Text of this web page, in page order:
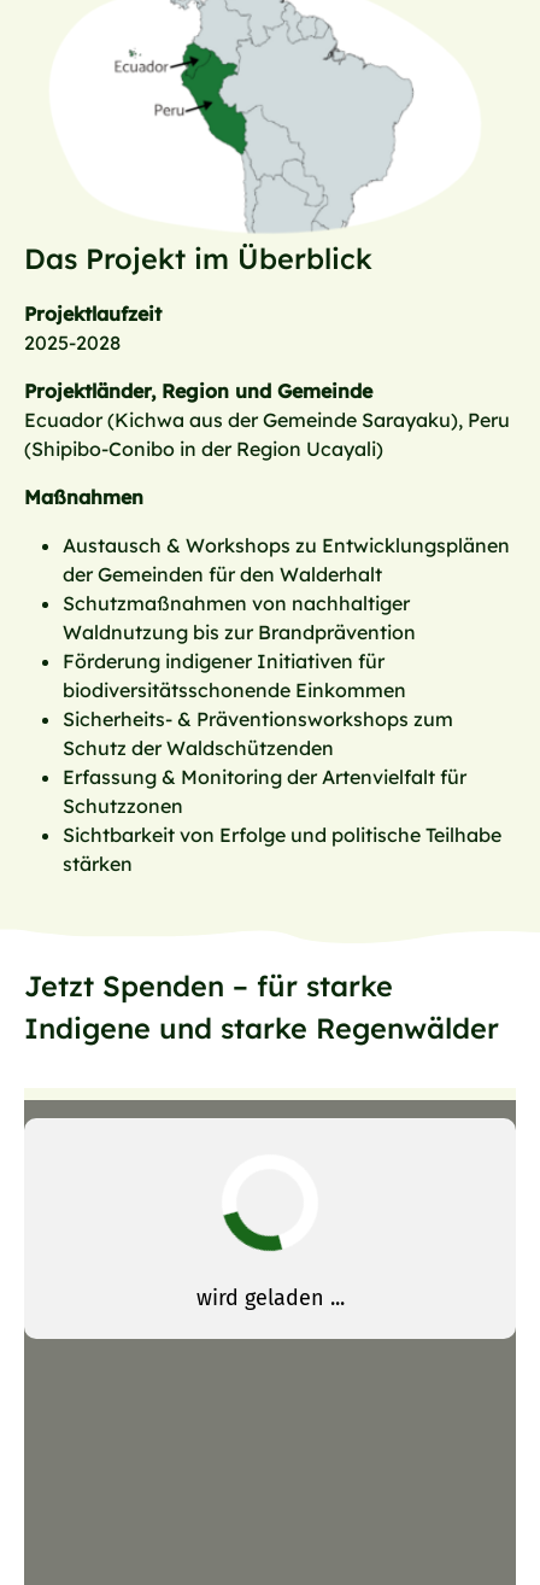
Das Projekt im Überblick
Projektlaufzeit
2025-2028
Projektländer, Region und Gemeinde
Ecuador (Kichwa aus der Gemeinde Sarayaku), Peru
(Shipibo-Conibo in der Region Ucayali)
Maßnahmen
Austausch & Workshops zu Entwicklungsplänen
der Gemeinden für den Walderhalt
Schutzmaßnahmen von nachhaltiger
Waldnutzung bis zur Brandprävention
Förderung indigener Initiativen für
biodiversitätsschonende Einkommen
Sicherheits- & Präventionsworkshops zum
Schutz der Waldschützenden
Erfassung & Monitoring der Artenvielfalt für
Schutzzonen
Sichtbarkeit von Erfolge und politische Teilhabe
stärken
Jetzt Spenden – für starke
Indigene und starke Regenwälder